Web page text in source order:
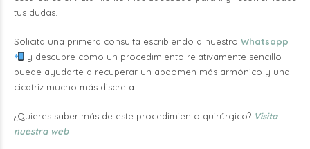
tus dudas.
Solicita una primera consulta escribiendo a nuestro Whatsapp
y descubre cómo un procedimiento relativamente sencillo
puede ayudarte a recuperar un abdomen más armónico y una
cicatriz mucho más discreta.
¿Quieres saber más de este procedimiento quirúrgico? Visita
nuestra web